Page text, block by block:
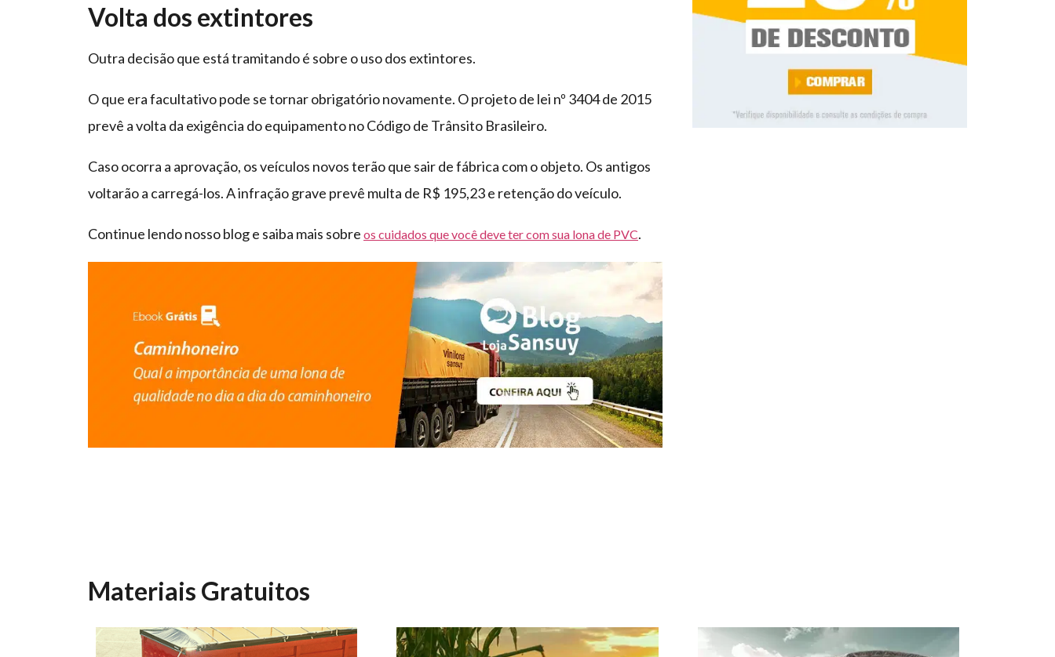
Volta dos extintores
Outra decisão que está tramitando é sobre o uso dos extintores.
O que era facultativo pode se tornar obrigatório novamente. O projeto de lei nº 3404 de 2015
prevê a volta da exigência do equipamento no Código de Trânsito Brasileiro.
Caso ocorra a aprovação, os veículos novos terão que sair de fábrica com o objeto. Os antigos
voltarão a carregá-los. A infração grave prevê multa de R$ 195,23 e retenção do veículo.
Continue lendo nosso blog e saiba mais sobre os cuidados que você deve ter com sua lona de PVC.
Materiais Gratuitos